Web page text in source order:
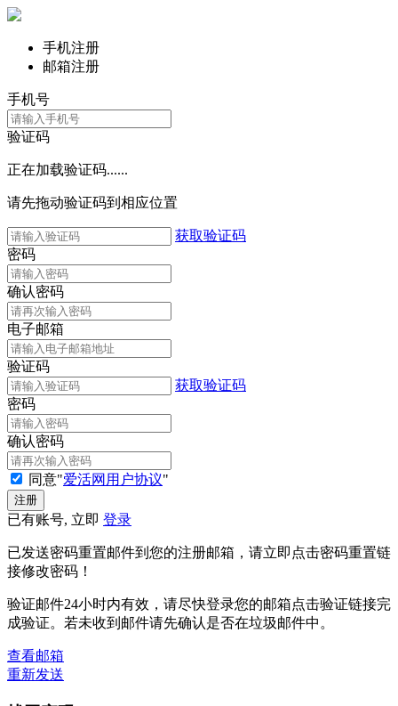
手机注册
邮箱注册
手机号
验证码
正在加载验证码......
请先拖动验证码到相应位置
获取验证码
密码
确认密码
电子邮箱
验证码
获取验证码
密码
确认密码
同意"爱活网用户协议"
已有账号, 立即 登录
已发送密码重置邮件到您的注册邮箱，请立即点击密码重置链
接修改密码！
验证邮件24小时内有效，请尽快登录您的邮箱点击验证链接完
成验证。若未收到邮件请先确认是否在垃圾邮件中。
查看邮箱
重新发送